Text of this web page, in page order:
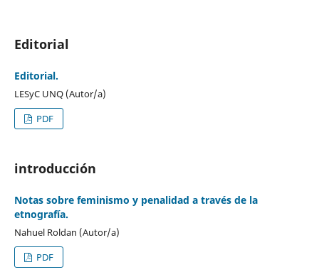
Editorial
Editorial.
LESyC UNQ (Autor/a)
PDF
introducción
Notas sobre feminismo y penalidad a través de la
etnografía.
Nahuel Roldan (Autor/a)
PDF